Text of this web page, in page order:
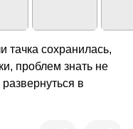
тачка сохранилась,
проблем знать не
в